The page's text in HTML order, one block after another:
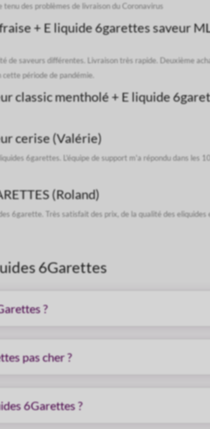
des problèmes de livraison du Coronavirus
+ E liquide 6garettes saveur
de saveurs différentes. Livraison très rapide. Deuxième
période de pandémie.
classic mentholé + E liquide
cerise (Valérie)
6garettes. L'équipe de support m'a répondu dans les
(Roland)
6garette. Très satisfait des prix, de la qualité des eliquides
6Garettes
?
pas cher ?
6Garettes ?